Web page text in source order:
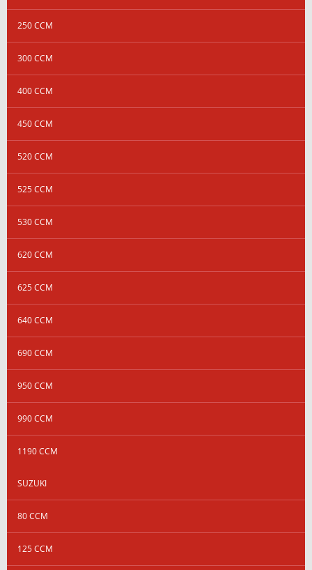
250 CCM
300 CCM
400 CCM
450 CCM
520 CCM
525 CCM
530 CCM
620 CCM
625 CCM
640 CCM
690 CCM
950 CCM
990 CCM
1190 CCM
SUZUKI
80 CCM
125 CCM